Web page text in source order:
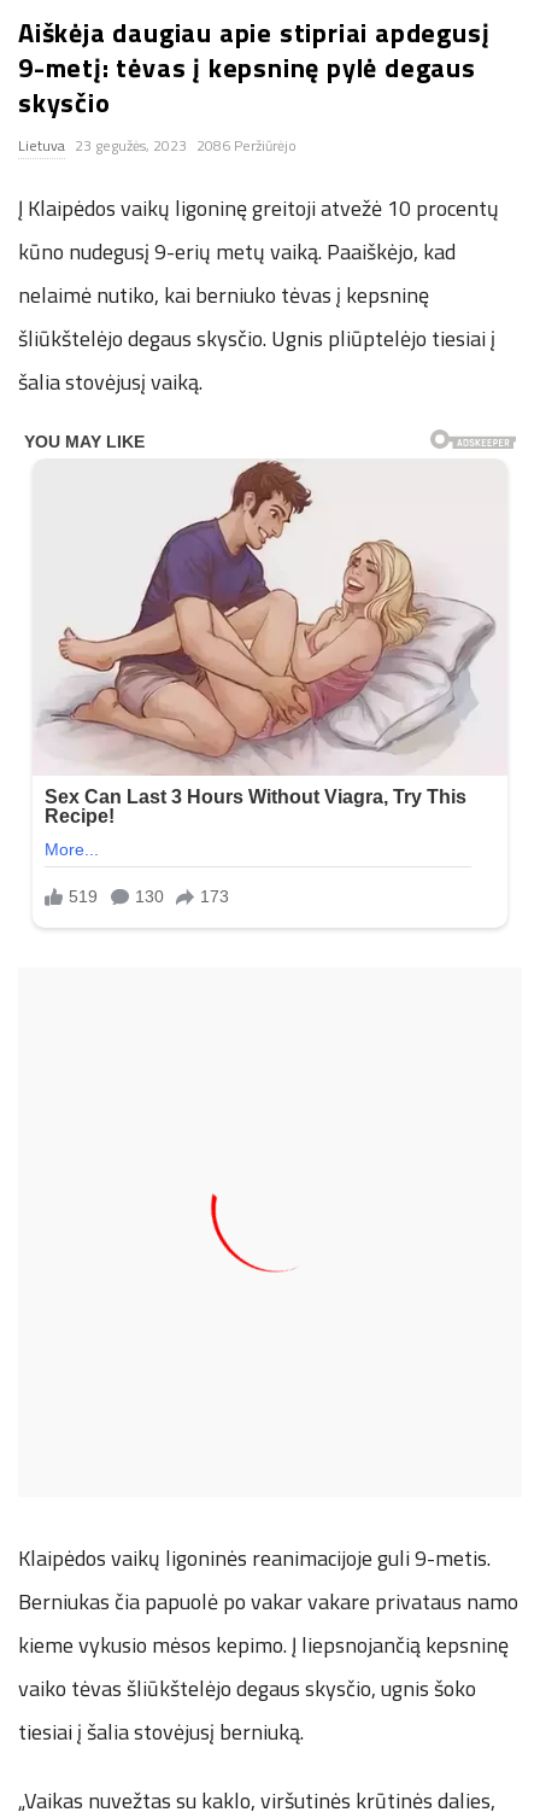
n
.
n
e
t
Aiškėja daugiau apie stipriai apdegusį
9-metį: tėvas į kepsninę pylė degaus
skysčio
Lietuva 23 gegužės, 2023 2086 Peržiūrėjo
Į Klaipėdos vaikų ligoninę greitoji atvežė 10 procentų
kūno nudegusį 9-erių metų vaiką. Paaiškėjo, kad
nelaimė nutiko, kai berniuko tėvas į kepsninę
šliūkštelėjo degaus skysčio. Ugnis pliūptelėjo tiesiai į
šalia stovėjusį vaiką.
Klaipėdos vaikų ligoninės reanimacijoje guli 9-metis.
Berniukas čia papuolė po vakar vakare privataus namo
kieme vykusio mėsos kepimo. Į liepsnojančią kepsninę
vaiko tėvas šliūkštelėjo degaus skysčio, ugnis šoko
tiesiai į šalia stovėjusį berniuką.
„Vaikas nuvežtas su kaklo, viršutinės krūtinės dalies,